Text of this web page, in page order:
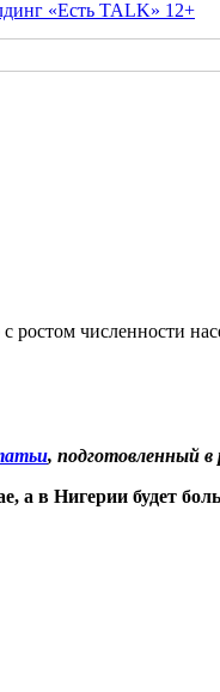
12+
ростом численности
, подготовленный в
а в Нигерии будет